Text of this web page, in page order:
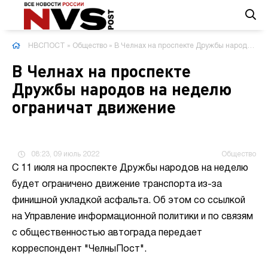
НВСПОСТ » Общество » В Челнах на проспекте Дружбы народов на неделю ограничат движение
В Челнах на проспекте
Дружбы народов на неделю
ограничат движение
08:23, 09 июль 2022 Общество
С 11 июля на проспекте Дружбы народов на неделю
будет ограничено движение транспорта из-за
финишной укладкой асфальта. Об этом со ссылкой
на Управление информационной политики и по связям
с общественностью автограда передает
корреспондент "ЧелныПост".